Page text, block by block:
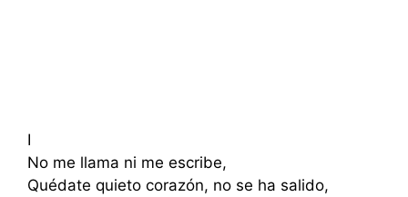
I
No me llama ni me escribe,
Quédate quieto corazón, no se ha salido,